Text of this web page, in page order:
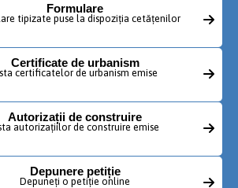
Formulare
tipizate puse la dispoziția cetățenilor
Certificate de urbanism
certificatelor de urbanism emise
Autorizații de construire
autorizațiilor de construire emise
Depunere petiție
Depuneți o petiție online